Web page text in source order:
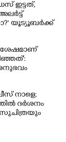
ഇട്ടത്,
യൂട്യൂബർക്ക്
ശേഷമാണ്
നാളെ;
ദർശനം